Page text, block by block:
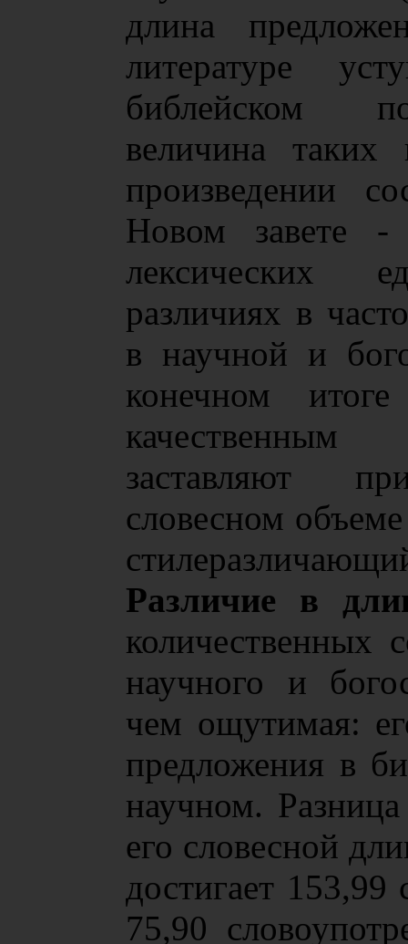
длина
литературе
библейском
величина
произведении
Новом завете
лексических
различиях в
в научной и
конечном
заставляют
словесном
Различие в
количественных
научного и
чем ощутимая:
предложения в
научном.
его словесной
достигает 153,99
75,90